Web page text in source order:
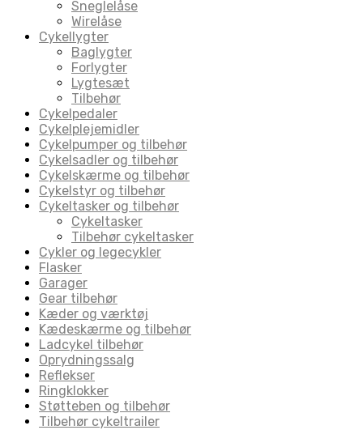
Sneglelåse
Wirelåse
Cykellygter
Baglygter
Forlygter
Lygtesæt
Tilbehør
Cykelpedaler
Cykelplejemidler
Cykelpumper og tilbehør
Cykelsadler og tilbehør
Cykelskærme og tilbehør
Cykelstyr og tilbehør
Cykeltasker og tilbehør
Cykeltasker
Tilbehør cykeltasker
Cykler og legecykler
Flasker
Garager
Gear tilbehør
Kæder og værktøj
Kædeskærme og tilbehør
Ladcykel tilbehør
Oprydningssalg
Reflekser
Ringklokker
Støtteben og tilbehør
Tilbehør cykeltrailer